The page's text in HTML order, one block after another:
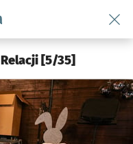
Dla mieszkańca
[5/35]